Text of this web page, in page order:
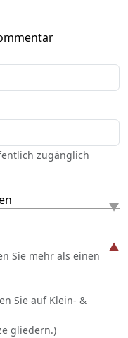
zugänglich
Sie mehr als einen
Sie auf Klein- &
gliedern.)